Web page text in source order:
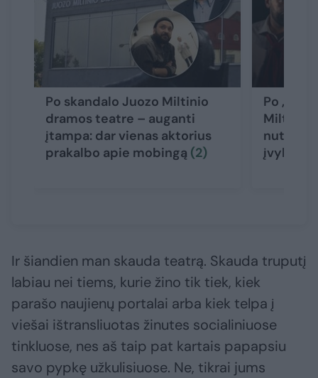
Po skandalo Juozo Miltinio
dramos teatre – auganti
įtampa: dar vienas aktorius
prakalbo apie mobingą (2)
Po
Miltinio
įvykių
Ir šiandien man skauda teatrą. Skauda truputį
labiau nei tiems, kurie žino tik tiek, kiek
parašo naujienų portalai arba kiek telpa į
viešai ištransliuotas žinutes socialiniuose
tinkluose, nes aš taip pat kartais papapsiu
savo pypkę užkulisiuose. Ne, tikrai jums